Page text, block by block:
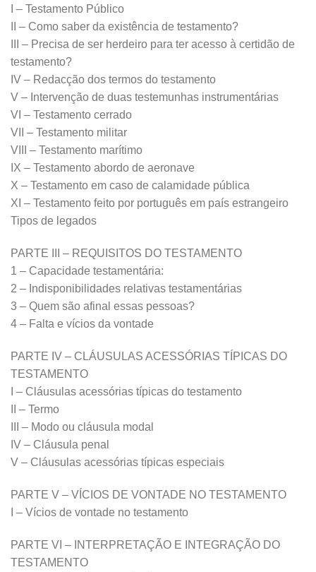
I – Testamento Público
II – Como saber da existência de testamento?
III – Precisa de ser herdeiro para ter acesso à certidão de
testamento?
IV – Redacção dos termos do testamento
V – Intervenção de duas testemunhas instrumentárias
VI – Testamento cerrado
VII – Testamento militar
VIII – Testamento marítimo
IX – Testamento abordo de aeronave
X – Testamento em caso de calamidade pública
XI – Testamento feito por português em país estrangeiro
Tipos de legados
PARTE III – REQUISITOS DO TESTAMENTO
1 – Capacidade testamentária:
2 – Indisponibilidades relativas testamentárias
3 – Quem são afinal essas pessoas?
4 – Falta e vícios da vontade
PARTE IV – CLÁUSULAS ACESSÓRIAS TÍPICAS DO
TESTAMENTO
I – Cláusulas acessórias típicas do testamento
II – Termo
III – Modo ou cláusula modal
IV – Cláusula penal
V – Cláusulas acessórias típicas especiais
PARTE V – VÍCIOS DE VONTADE NO TESTAMENTO
I – Vícios de vontade no testamento
PARTE VI – INTERPRETAÇÃO E INTEGRAÇÃO DO
TESTAMENTO